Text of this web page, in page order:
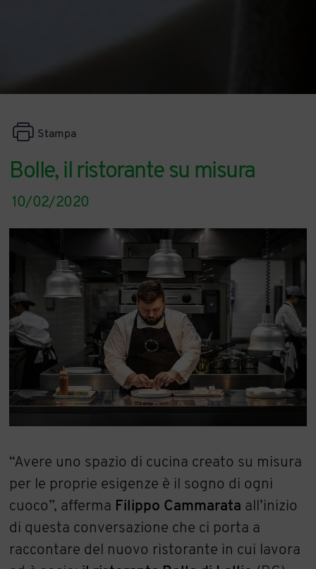
Bolle, il ristorante su misura
Stampa
10/02/2020
“Avere uno spazio di cucina creato su misura
per le proprie esigenze è il sogno di ogni
cuoco”, afferma Filippo Cammarata all’inizio
di questa conversazione che ci porta a
raccontare del nuovo ristorante in cui lavora